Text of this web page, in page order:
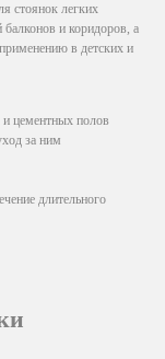
стоянок легких
и коридоров, а
в детских и
цементных полов
за ним
длительного